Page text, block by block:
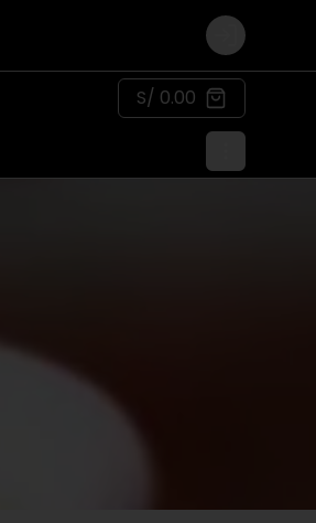
Login
S/ 0.00